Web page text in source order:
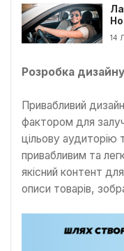
14
Розробка
Привабливий
фактором для
цільову
привабливим та
якісний контент
описи товарів,